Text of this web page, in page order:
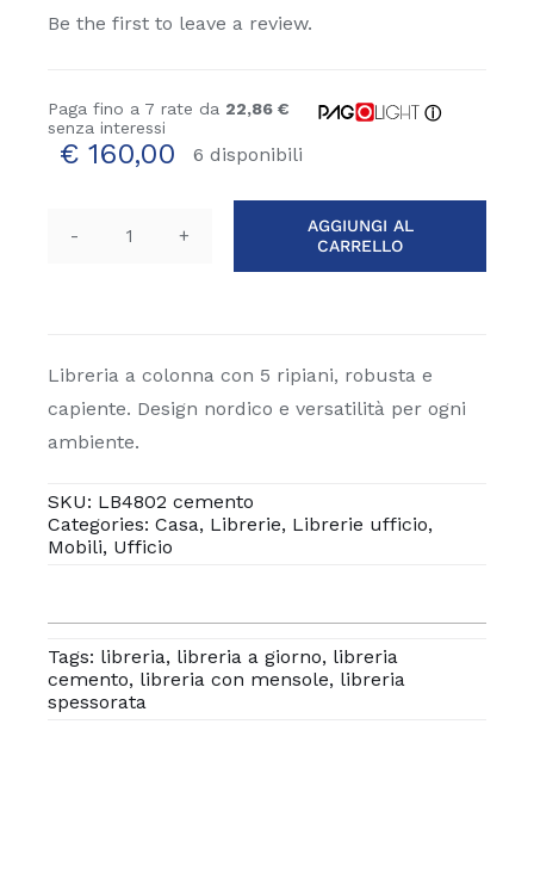
Be the first to leave a review.
€160,00
Paga fino a 7 rate da 22,86 €
senza interessi
ⓘ
6 disponibili
quantità
AGGIUNGI AL
CARRELLO
Libreria a colonna con 5 ripiani, robusta e
capiente. Design nordico e versatilità per ogni
ambiente.
SKU: LB4802 cemento
Categories: Casa, Librerie, Librerie ufficio,
Mobili, Ufficio
Tags: libreria, libreria a giorno, libreria
cemento, libreria con mensole, libreria
spessorata